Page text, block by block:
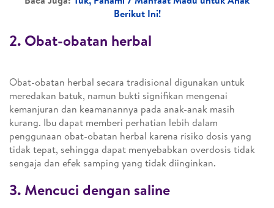
Berikut Ini!
2. Obat-obatan herbal
Obat-obatan herbal secara tradisional digunakan untuk
meredakan batuk, namun bukti signifikan mengenai
kemanjuran dan keamanannya pada anak-anak masih
kurang. Ibu dapat memberi perhatian lebih dalam
penggunaan obat-obatan herbal karena risiko dosis yang
tidak tepat, sehingga dapat menyebabkan overdosis tidak
sengaja dan efek samping yang tidak diinginkan.
3. Mencuci dengan saline